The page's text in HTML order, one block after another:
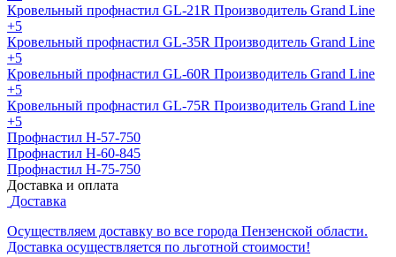
Кровельный профнастил GL-21R Производитель Grand Line
+5
Кровельный профнастил GL-35R Производитель Grand Line
+5
Кровельный профнастил GL-60R Производитель Grand Line
+5
Кровельный профнастил GL-75R Производитель Grand Line
+5
Профнастил H-57-750
Профнастил H-60-845
Профнастил H-75-750
Доставка и оплата
Доставка
Осуществляем доставку во все города Пензенской области.
Доставка осуществляется по льготной стоимости!